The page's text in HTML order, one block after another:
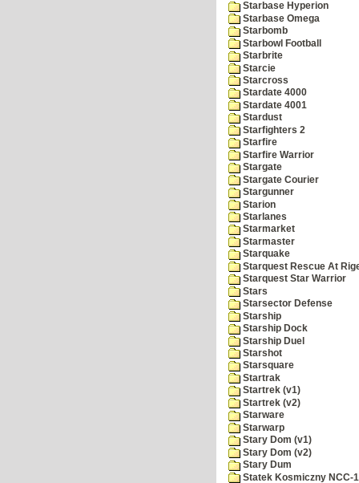
Starbase Hyperion
Starbase Omega
Starbomb
Starbowl Football
Starbrite
Starcie
Starcross
Stardate 4000
Stardate 4001
Stardust
Starfighters 2
Starfire
Starfire Warrior
Stargate
Stargate Courier
Stargunner
Starion
Starlanes
Starmarket
Starmaster
Starquake
Starquest Rescue At
Starquest Star Warrior
Stars
Starsector Defense
Starship
Starship Dock
Starship Duel
Starshot
Starsquare
Startrak
Startrek (v1)
Startrek (v2)
Starware
Starwarp
Stary Dom (v1)
Stary Dom (v2)
Stary Dum
Statek Kosmiczny NCC-